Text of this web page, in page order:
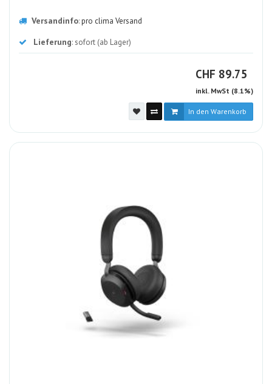
Versandinfo:pro clima Versand
Lieferung: sofort (ab Lager)
CHF CHF
89.75
inkl. MwSt (8.1%)
In den Warenkorb